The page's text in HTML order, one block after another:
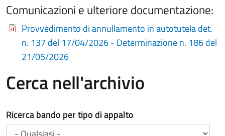
Comunicazioni e ulteriore documentazione:
Provvedimento di annullamento in autotutela det.
n. 137 del 17/04/2026 - Determinazione n. 186 del
21/05/2026
Cerca nell'archivio
Ricerca bando per tipo di appalto